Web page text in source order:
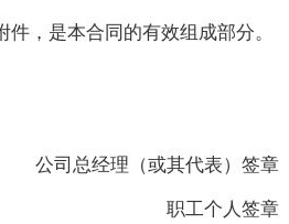
件，是本合同的有效组成部分。
公司总经理（或其代表）签章
职工个人签章